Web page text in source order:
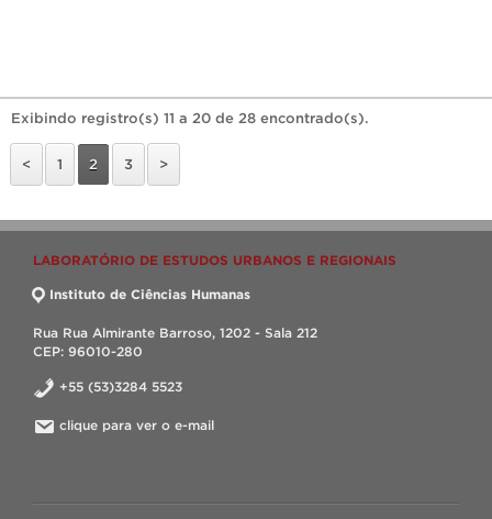
Exibindo registro(s) 11 a 20 de 28 encontrado(s).
< 1 2 3 >
LABORATÓRIO DE ESTUDOS URBANOS E REGIONAIS
Instituto de Ciências Humanas
Rua Rua Almirante Barroso, 1202 - Sala 212
CEP: 96010-280
+55 (53)3284 5523
clique para ver o e-mail